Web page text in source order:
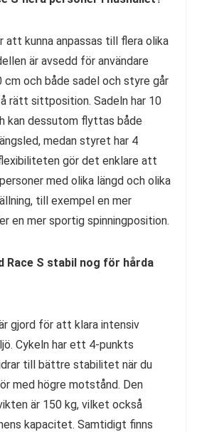
att kunna anpassas till flera olika
är avsedd för användare
cm och både sadel och styre går
rätt sittposition. Sadeln har 10
kan dessutom flyttas både
medan styret har 4
gör det enklare att
med olika längd och olika
till exempel en mer
en mer sportig spinningposition.
Race S stabil nog för hårda
gjord för att klara intensiv
Cykeln har ett 4-punkts
till bättre stabilitet när du
med högre motstånd. Den
är 150 kg, vilket också
kapacitet. Samtidigt finns